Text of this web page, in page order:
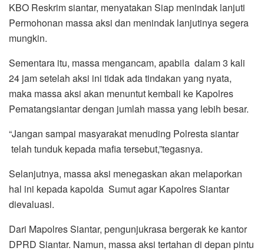
KBO Reskrim siantar, menyatakan Siap menindak lanjuti
Permohonan massa aksi dan menindak lanjutinya segera
mungkin.
Sementara itu, massa mengancam, apabila dalam 3 kali
24 jam setelah aksi ini tidak ada tindakan yang nyata,
maka massa aksi akan menuntut kembali ke Kapolres
Pematangsiantar dengan jumlah massa yang lebih besar.
“Jangan sampai masyarakat menuding Polresta siantar
telah tunduk kepada mafia tersebut,”tegasnya.
Selanjutnya, massa aksi menegaskan akan melaporkan
hal ini kepada kapolda Sumut agar Kapolres Siantar
dievaluasi.
Dari Mapolres Siantar, pengunjukrasa bergerak ke kantor
DPRD Siantar. Namun, massa aksi tertahan di depan pintu